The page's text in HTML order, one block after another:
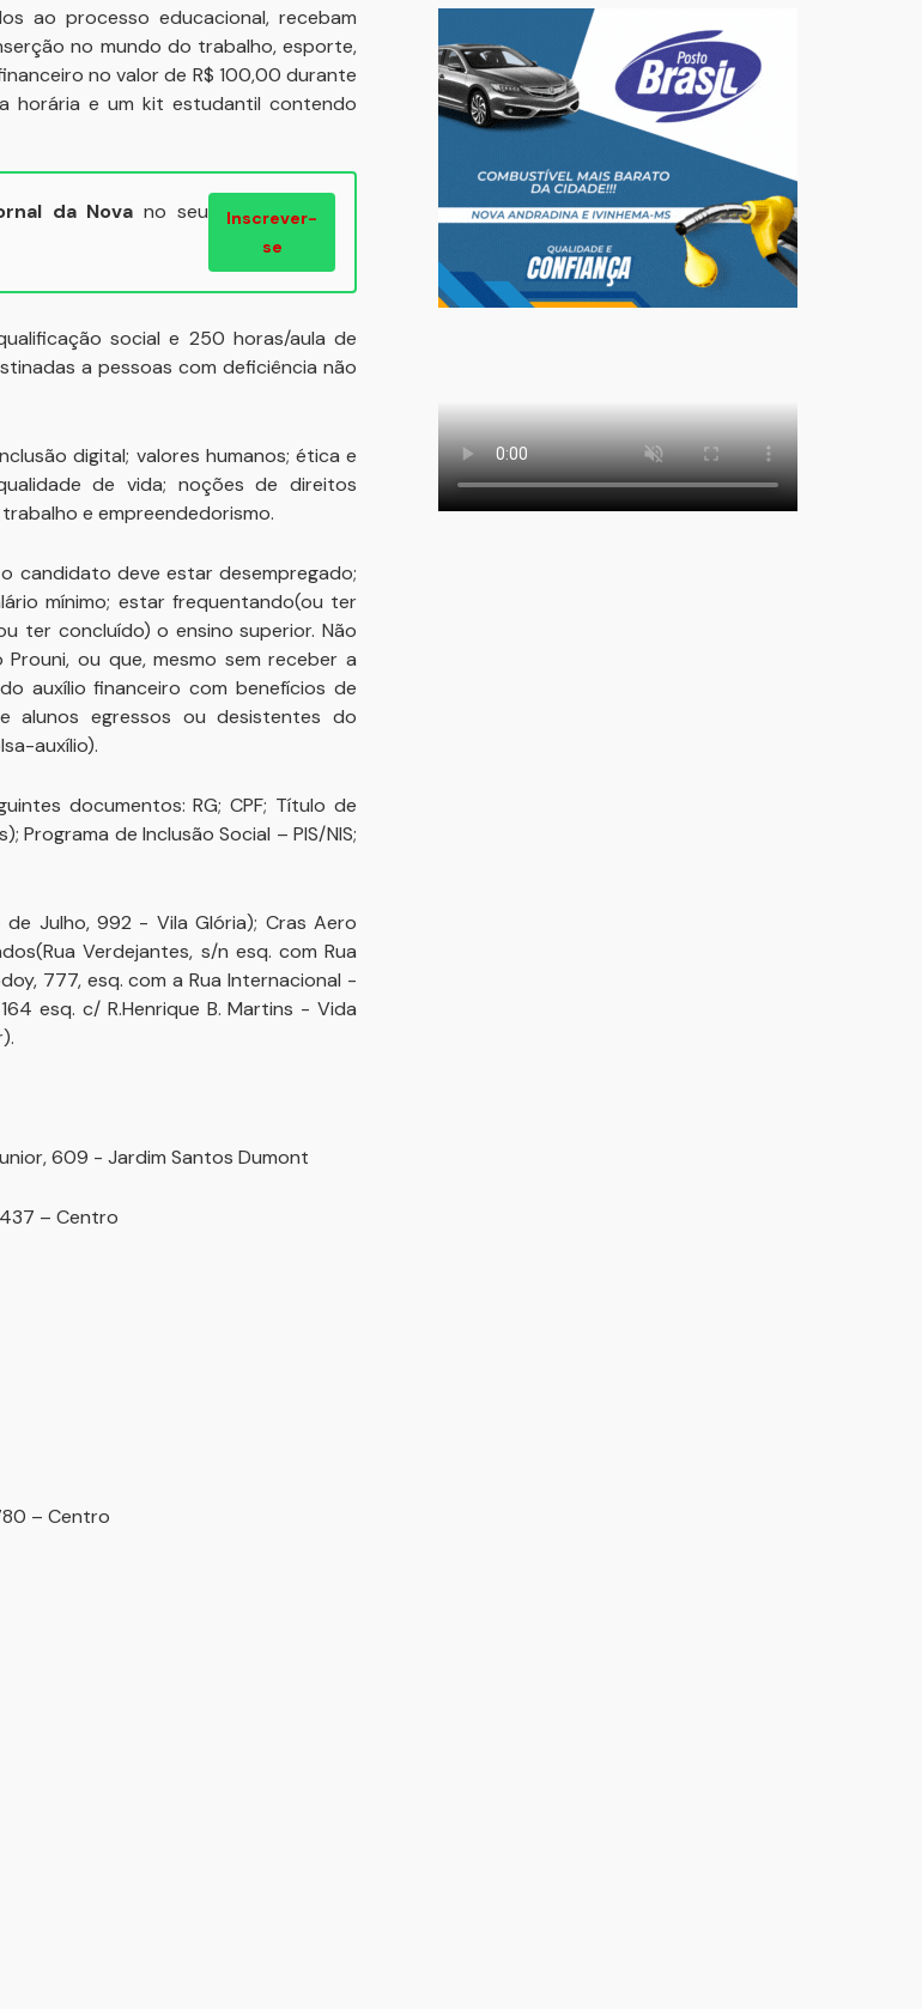
ao processo educacional, recebam
no mundo do trabalho, esporte,
no valor de R$ 100,00 durante
horária e um kit estudantil contendo
da Nova no seu
Inscrever-
se
social e 250 horas/aula de
a pessoas com deficiência não
digital; valores humanos; ética e
de vida; noções de direitos
e empreendedorismo.
candidato deve estar desempregado;
mínimo; estar frequentando(ou ter
ter concluído) o ensino superior. Não
ou que, mesmo sem receber a
auxílio financeiro com benefícios de
alunos egressos ou desistentes do
auxílio).
documentos: RG; CPF; Título de
de Inclusão Social – PIS/NIS;
Julho, 992 - Vila Glória); Cras Aero
Verdejantes, s/n esq. com Rua
777, esq. com a Rua Internacional -
esq. c/ R.Henrique B. Martins - Vida
609 - Jardim Santos Dumont
– Centro
– Centro